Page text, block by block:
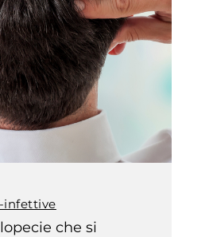
infettive
che si